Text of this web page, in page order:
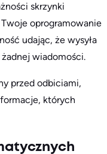
skrzynki
oprogramowanie
udając, że wysyła
wiadomości.
przed odbiciami,
których